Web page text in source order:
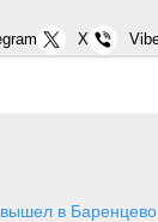
X
в